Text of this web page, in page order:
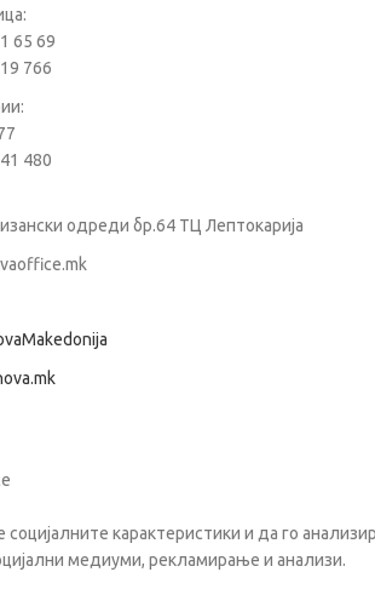
65 69
766
480
одреди бр.64 ТЦ Лептокарија
карактеристики и да го
медиуми, рекламирање и анализи.